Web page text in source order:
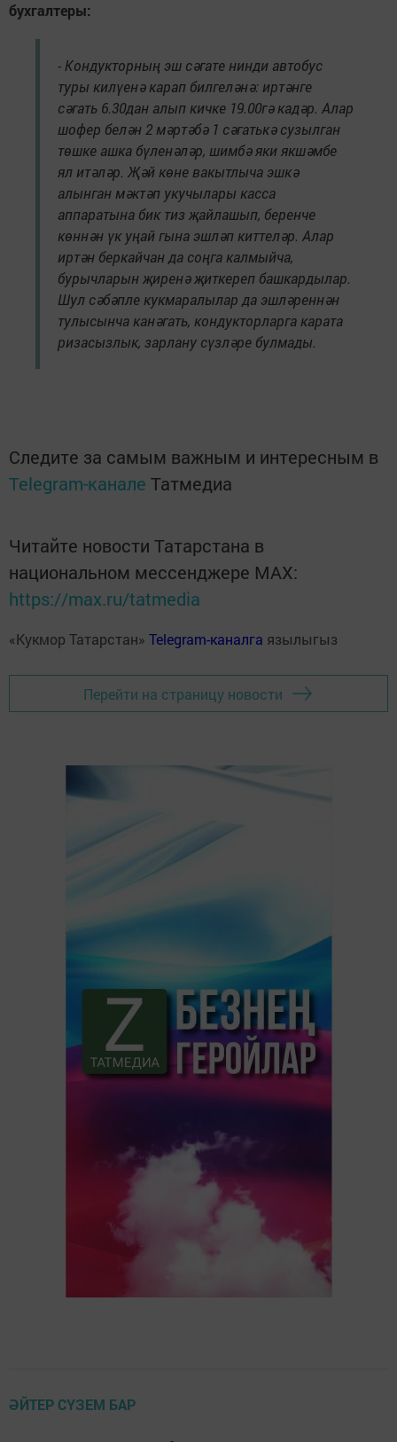
бухгалтеры:
- Кондукторның эш сәгате нинди автобус
туры килүенә карап билгеләнә: иртәнге
сәгать 6.30дан алып кичке 19.00гә кадәр. Алар
шофер белән 2 мәртәбә 1 сәгатькә сузылган
төшке ашка бүленәләр, шимбә яки якшәмбе
ял итәләр. Җәй көне вакытлыча эшкә
алынган мәктәп укучылары касса
аппаратына бик тиз җайлашып, беренче
көннән үк уңай гына эшләп киттеләр. Алар
иртән беркайчан да соңга калмыйча,
бурычларын җиренә җиткереп башкардылар.
Шул сәбәпле кукмаралылар да эшләреннән
тулысынча канәгать, кондукторларга карата
ризасызлык, зарлану сүзләре булмады.
Следите за самым важным и интересным в
Telegram-канале Татмедиа
Читайте новости Татарстана в
национальном мессенджере MАХ:
https://max.ru/tatmedia
«Кукмор Татарстан» Telegram-каналга язылыгыз
Перейти на страницу новости
ӘЙТЕР СҮЗЕМ БАР